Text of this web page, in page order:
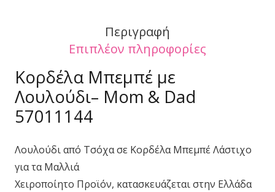
Περιγραφή
Επιπλέον πληροφορίες
Κορδέλα Μπεμπέ με
Λουλούδι– Mom & Dad
57011144
Λουλούδι από Τσόχα σε Κορδέλα Μπεμπέ Λάστιχο
για τα Μαλλιά
Χειροποίητο Προϊόν, κατασκευάζεται στην Ελλάδα